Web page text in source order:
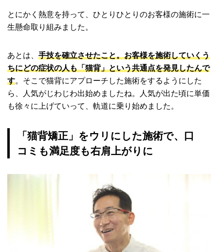
とにかく熱意を持って、ひとりひとりのお客様の施術に一
生懸命取り組みました。
あとは、 手技を確立させたこと。お客様を施術していくう
ちにどの症状の人も「猫背」という共通点を発見したんで
す。そこで猫背にアプローチした施術をするようにした
ら、人気がじわじわ出始めましたね。人気が出た頃に単価
も徐々に上げていって、軌道に乗り始めました。
「猫背矯正」をウリにした施術で、口
コミも満足度も右肩上がりに